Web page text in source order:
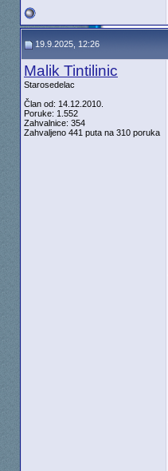
19.9.2025, 12:26
Malik Tintilinic
Starosedelac
Član od: 14.12.2010.
Poruke: 1.552
Zahvalnice: 354
Zahvaljeno 441 puta na 310 poruka